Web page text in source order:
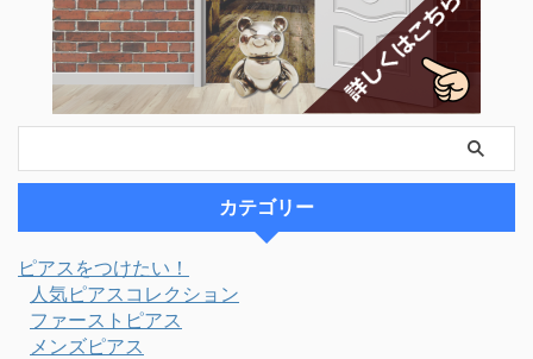
カテゴリー
ピアスをつけたい！
人気ピアスコレクション
ファーストピアス
メンズピアス